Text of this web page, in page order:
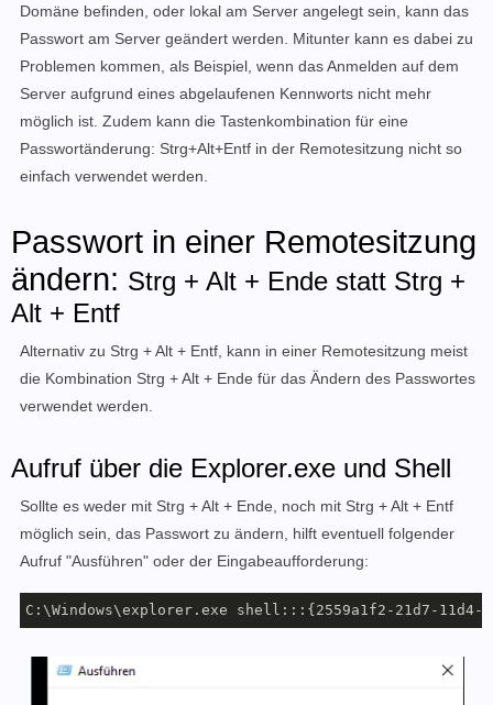
Domäne befinden, oder lokal am Server angelegt sein, kann das
Passwort am Server geändert werden. Mitunter kann es dabei zu
Problemen kommen, als Beispiel, wenn das Anmelden auf dem
Server aufgrund eines abgelaufenen Kennworts nicht mehr
möglich ist. Zudem kann die Tastenkombination für eine
Passwortänderung: Strg+Alt+Entf in der Remotesitzung nicht so
einfach verwendet werden.
Passwort in einer Remotesitzung
ändern: Strg + Alt + Ende statt Strg +
Alt + Entf
Alternativ zu Strg + Alt + Entf, kann in einer Remotesitzung meist
die Kombination Strg + Alt + Ende für das Ändern des Passwortes
verwendet werden.
Aufruf über die Explorer.exe und Shell
Sollte es weder mit Strg + Alt + Ende, noch mit Strg + Alt + Entf
möglich sein, das Passwort zu ändern, hilft eventuell folgender
Aufruf "Ausführen" oder der Eingabeaufforderung:
C:\Windows\explorer.exe shell:::{2559a1f2-21d7-11d4-